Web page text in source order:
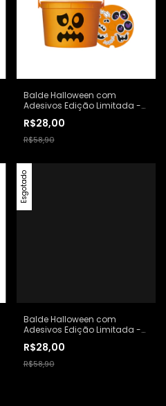
Balde Halloween com
Adesivos Edição Limitada -
R$28,00
R$58,90
Esgotado
Balde Halloween com
Adesivos Edição Limitada -
R$28,00
R$58,90